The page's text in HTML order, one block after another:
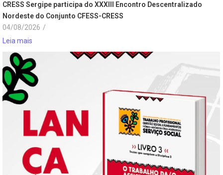
CRESS Sergipe participa do XXXIII Encontro Descentralizado
Nordeste do Conjunto CFESS-CRESS
04/08/2026 /
Leia mais